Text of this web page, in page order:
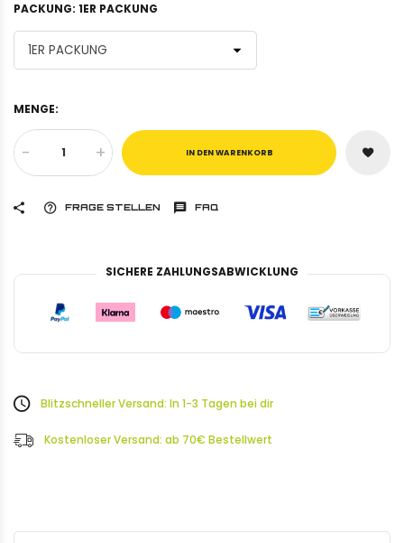
PACKUNG: 1ER PACKUNG
MENGE:
- + IN DEN WARENKORB
FRAGE STELLEN FAQ
SICHERE ZAHLUNGSABWICKLUNG
Blitzschneller Versand: In 1-3 Tagen bei dir
Kostenloser Versand: ab 70€ Bestellwert